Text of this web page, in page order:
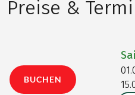
Preise &
BUCHEN